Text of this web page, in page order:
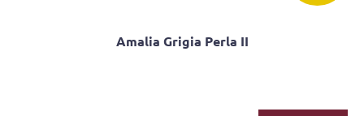
Amalia Grigia Perla II